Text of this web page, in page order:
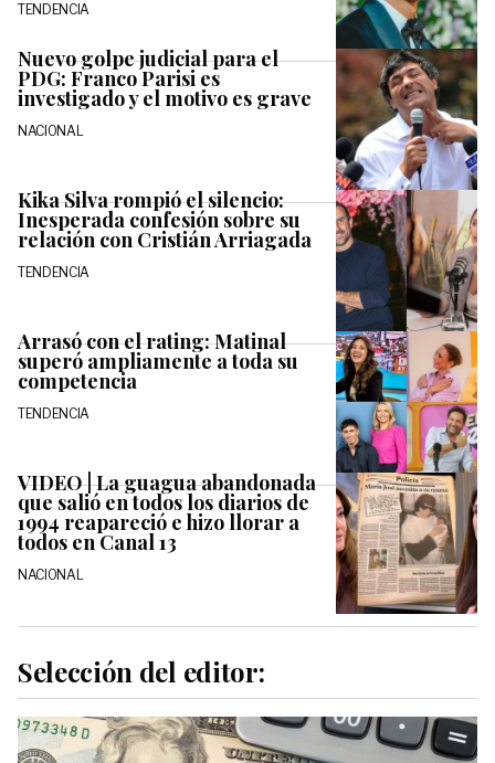
TENDENCIA
Nuevo golpe judicial para el
PDG: Franco Parisi es
investigado y el motivo es grave
NACIONAL
Kika Silva rompió el silencio:
Inesperada confesión sobre su
relación con Cristián Arriagada
TENDENCIA
Arrasó con el rating: Matinal
superó ampliamente a toda su
competencia
TENDENCIA
VIDEO | La guagua abandonada
que salió en todos los diarios de
1994 reapareció e hizo llorar a
todos en Canal 13
NACIONAL
Selección del editor: